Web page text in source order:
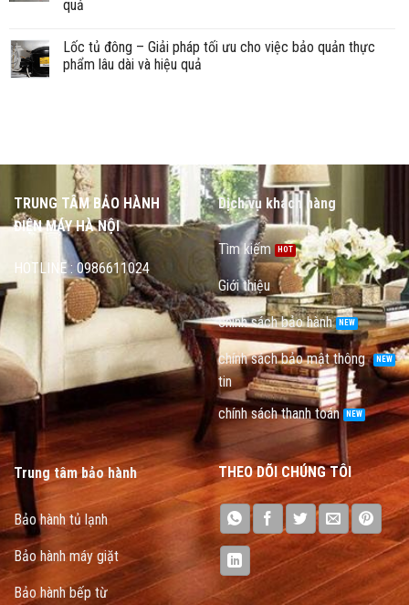
quả
Lốc tủ đông – Giải pháp tối ưu cho việc bảo quản thực
phẩm lâu dài và hiệu quả
TRUNG TÂM BẢO HÀNH
ĐIỆN MÁY HÀ NỘI
HOTLINE : 0986611024
Dịch vụ khách hàng
Tìm kiếm
Giới thiệu
chính sách bảo hành
chính sách bảo mật thông
tin
chính sách thanh toán
Trung tâm bảo hành
Bảo hành tủ lạnh
Bảo hành máy giặt
Bảo hành bếp từ
THEO DÕI CHÚNG TÔI